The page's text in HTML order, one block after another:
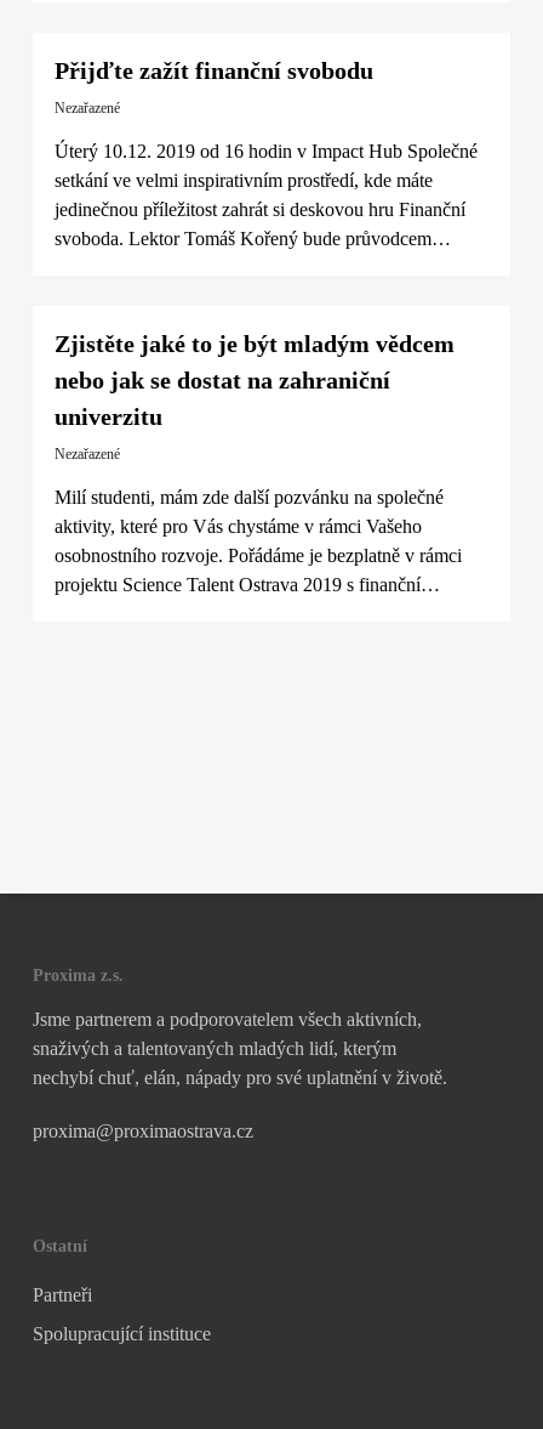
Přijďte zažít finanční svobodu
Nezařazené
Úterý 10.12. 2019 od 16 hodin v Impact Hub Společné
setkání ve velmi inspirativním prostředí, kde máte
jedinečnou příležitost zahrát si deskovou hru Finanční
svoboda. Lektor Tomáš Kořený bude průvodcem…
Zjistěte jaké to je být mladým vědcem
nebo jak se dostat na zahraniční
univerzitu
Nezařazené
Milí studenti, mám zde další pozvánku na společné
aktivity, které pro Vás chystáme v rámci Vašeho
osobnostního rozvoje. Pořádáme je bezplatně v rámci
projektu Science Talent Ostrava 2019 s finanční…
Proxima z.s.
Jsme partnerem a podporovatelem všech aktivních,
snaživých a talentovaných mladých lidí, kterým
nechybí chuť, elán, nápady pro své uplatnění v životě.
proxima@proximaostrava.cz
Ostatní
Partneři
Spolupracující instituce